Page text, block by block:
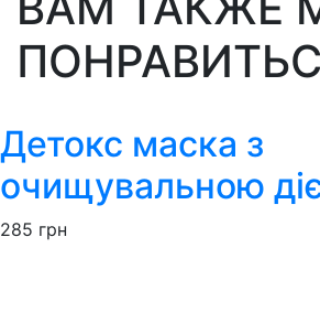
Детокс маска з
очищувальною
285 грн